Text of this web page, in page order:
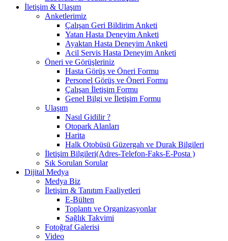
İletişim & Ulaşım
Anketlerimiz
Çalışan Geri Bildirim Anketi
Yatan Hasta Deneyim Anketi
Ayaktan Hasta Deneyim Anketi
Acil Servis Hasta Deneyim Anketi
Öneri ve Görüşleriniz
Hasta Görüş ve Öneri Formu
Personel Görüş ve Öneri Formu
Çalışan İletişim Formu
Genel Bilgi ve İletişim Formu
Ulaşım
Nasıl Gidilir ?
Otopark Alanları
Harita
Halk Otobüsü Güzergah ve Durak Bilgileri
İletişim Bilgileri(Adres-Telefon-Faks-E-Posta )
Sık Sorulan Sorular
Dijital Medya
Medya Biz
İletişim & Tanıtım Faaliyetleri
E-Bülten
Toplantı ve Organizasyonlar
Sağlık Takvimi
Fotoğraf Galerisi
Video